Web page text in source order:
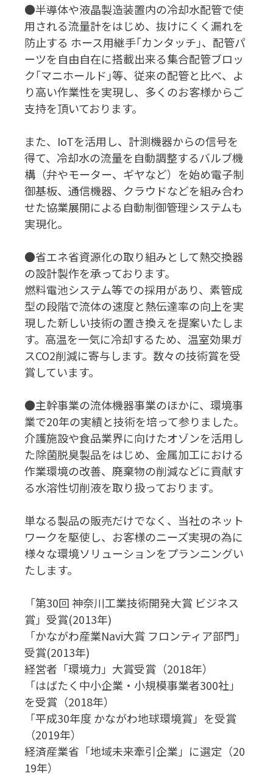
●半導体や液晶製造装置内の冷却水配管で使
用される流量計をはじめ、抜けにくく漏れを
防止する ホース用継手｢カンタッチ｣、配管パ
ーツを自由自在に搭載出来る集合配管ブロッ
ク｢マニホールド｣等、従来の配管と比べ、よ
り高い作業性を実現し、多くのお客様からご
支持を頂いております。
また、IoTを活用し、計測機器からの信号を
得て、冷却水の流量を自動調整するバルブ機
構（弁やモーター、ギヤなど）を始め電子制
御基板、通信機器、クラウドなどを組み合わ
せた協業展開による自動制御管理システムも
実現化。
●省エネ省資源化の取り組みとして熱交換器
の設計製作を承っております。
燃料電池システム等での採用があり、素管成
型の段階で流体の速度と熱伝達率の向上を実
現した新しい技術の置き換えを提案いたしま
す。高温を一気に冷却するため、温室効果ガ
スCO2削減に寄与します。数々の技術賞を受
賞しています。
●主幹事業の流体機器事業のほかに、環境事
業で20年の実績と技術を培って参りました。
介護施設や食品業界に向けたオゾンを活用し
た除菌脱臭製品をはじめ、金属加工における
作業環境の改善、廃棄物の削減などに貢献す
る水溶性切削液を取り扱っております。
単なる製品の販売だけでなく、当社のネット
ワークを駆使し、お客様のニーズ実現の為に
様々な環境ソリューションをプランニングい
たします。
「第30回 神奈川工業技術開発大賞 ビジネス
賞」受賞(2013年)
「かながわ産業Navi大賞 フロンティア部門」
受賞(2013年)
経営者「環境力」大賞受賞（2018年）
「はばたく中小企業・小規模事業者300社」
を受賞（2018年）
「平成30年度 かながわ地球環境賞」を受賞
（2019年）
経済産業省「地域未来牽引企業」に選定（20
19年）